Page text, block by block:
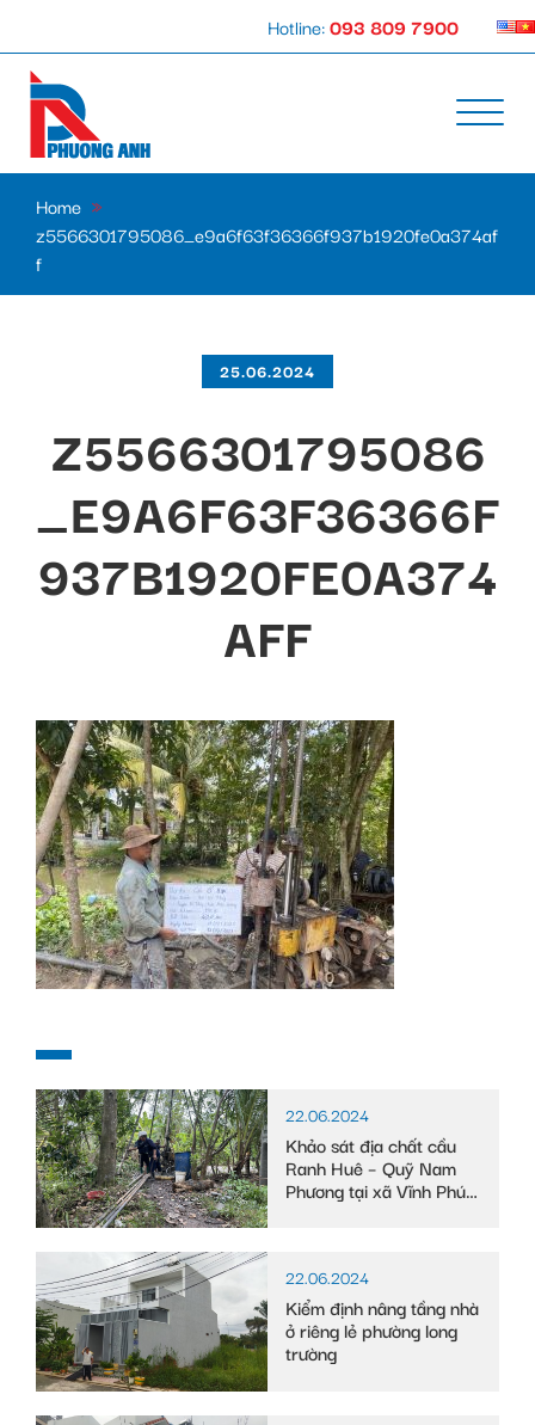
Hotline:093 809 7900
Home »
z5566301795086_e9a6f63f36366f937b1920fe0a374af
f
25.06.2024
Z5566301795086
_E9A6F63F36366F
937B1920FE0A374
AFF
22.06.2024
Khảo sát địa chất cầu
Ranh Huê – Quỹ Nam
Phương tại xã Vĩnh Phú
22.06.2024
Kiểm định nâng tầng nhà
ở riêng lẻ phường long
trường